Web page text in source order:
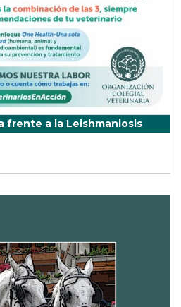
frente a la Leishmaniosis